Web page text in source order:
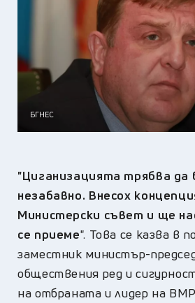
БГНЕС
"Циганизацията трябва да
незабавно. Внесох
Министерски съвет и ще
се приеме". Това се казва в
заместник министър-
обществения ред и
на отбраната и лидер на